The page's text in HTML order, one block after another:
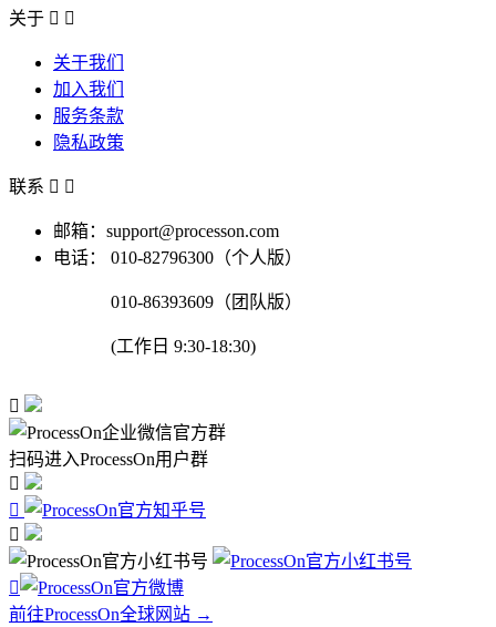
关于  
关于我们
加入我们
服务条款
隐私政策
联系  
邮箱：support@processon.com
电话：
010-82796300（个人版）
010-86393609（团队版）
(工作日 9:30-18:30)

扫码进入ProcessOn用户群




前往ProcessOn全球网站 →